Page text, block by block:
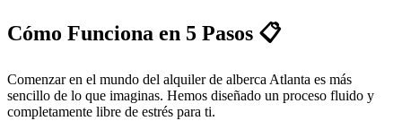
Cómo Funciona en 5 Pasos 📋
Comenzar en el mundo del alquiler de alberca Atlanta es más
sencillo de lo que imaginas. Hemos diseñado un proceso fluido y
completamente libre de estrés para ti.